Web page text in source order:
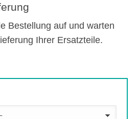
Bestellung auf und warten
Ihrer Ersatzteile.